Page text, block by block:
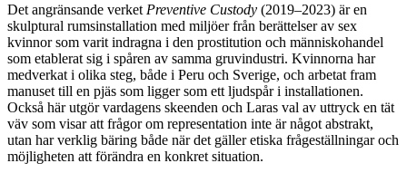
Det angränsande verket Preventive Custody (2019–2023) är en
skulptural rumsinstallation med miljöer från berättelser av sex
kvinnor som varit indragna i den prostitution och människohandel
som etablerat sig i spåren av samma gruvindustri. Kvinnorna har
medverkat i olika steg, både i Peru och Sverige, och arbetat fram
manuset till en pjäs som ligger som ett ljudspår i installationen.
Också här utgör vardagens skeenden och Laras val av uttryck en tät
väv som visar att frågor om representation inte är något abstrakt,
utan har verklig bäring både när det gäller etiska frågeställningar och
möjligheten att förändra en konkret situation.